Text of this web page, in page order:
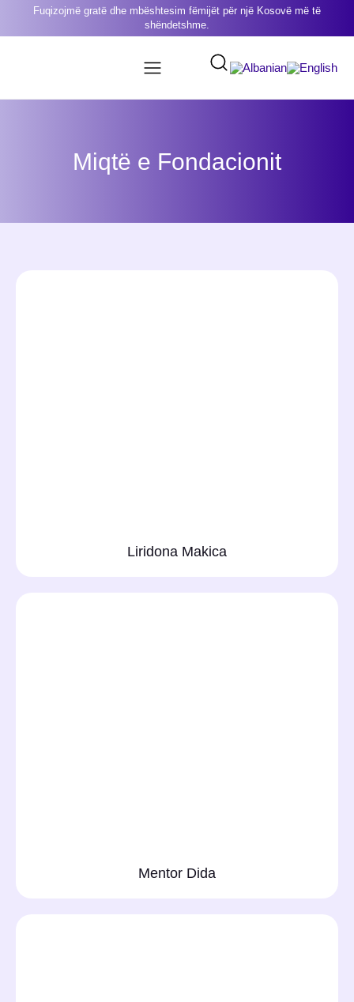
Fuqizojmë gratë dhe mbështesim fëmijët për një Kosovë më të
shëndetshme.
Miqtë e Fondacionit
Liridona Makica
Mentor Dida